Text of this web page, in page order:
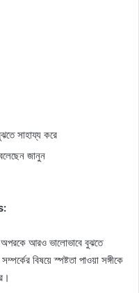
সাহায্য করে
জানুন
আরও ভালোভাবে বুঝতে
বিষয়ে স্পষ্টতা পাওয়া সঙ্গীকে